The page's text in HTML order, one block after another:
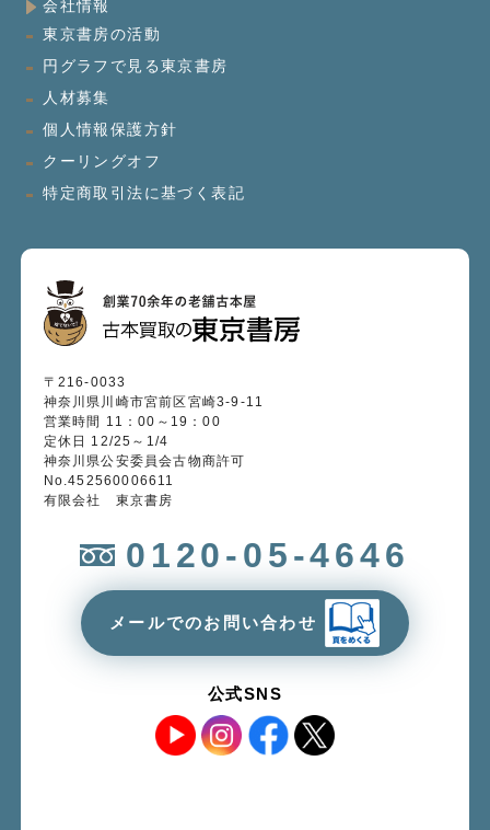
会社情報
東京書房の活動
円グラフで見る東京書房
人材募集
個人情報保護方針
クーリングオフ
特定商取引法に基づく表記
〒216-0033
神奈川県川崎市宮前区宮崎3-9-11
営業時間 11：00～19：00
定休日 12/25～1/4
神奈川県公安委員会古物商許可
No.452560006611
有限会社 東京書房
0120-05-4646
メールでのお問い合わせ
公式SNS